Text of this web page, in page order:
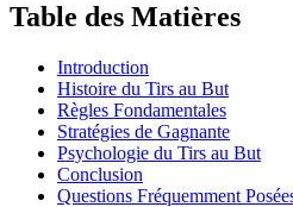
Table des Matières
Introduction
Histoire du Tirs au But
Règles Fondamentales
Stratégies de Gagnante
Psychologie du Tirs au But
Conclusion
Questions Fréquemment